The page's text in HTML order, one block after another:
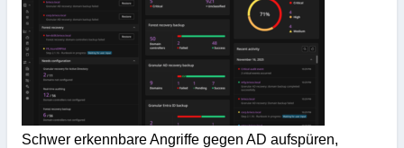
Schwer erkennbare Angriffe gegen AD aufspüren,